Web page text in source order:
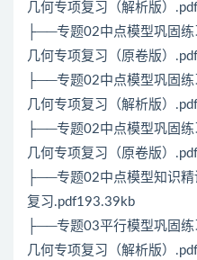
几何专项复习（解析版）
├──专题02中点模型巩固
几何专项复习（原卷版）
├──专题02中点模型巩固
几何专项复习（解析版）
├──专题02中点模型巩固
几何专项复习（原卷版）
├──专题02中点模型知识
复习.pdf193.39kb
├──专题03平行模型巩固
几何专项复习（解析版）